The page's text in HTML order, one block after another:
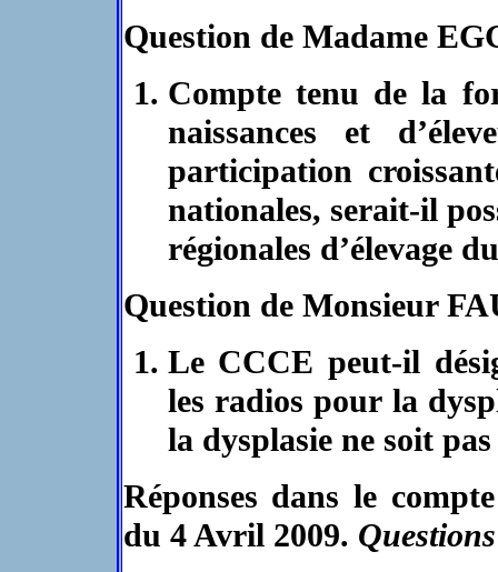
Question de Madame
Compte tenu de la
naissances et
participation
nationales, serait-il
régionales d’élevage
Question de Monsieur
Le CCCE peut-il
les radios pour la
la dysplasie ne soit
Réponses dans le
du 4 Avril 2009.